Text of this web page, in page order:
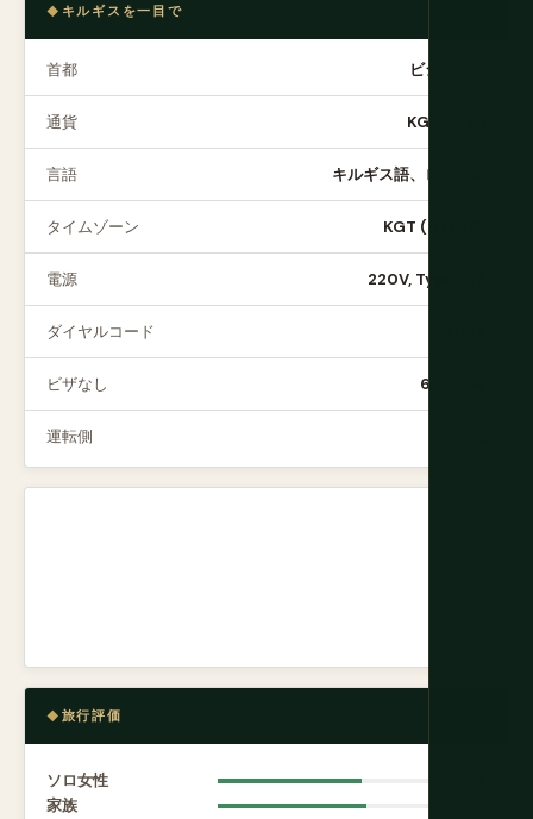
キルギスを一目で
首都 ビシュケク
通貨 KGS (ソム)
言語 キルギス語、ロシア語
タイムゾーン KGT (UTC+6)
電源 220V, Type C/F
ダイヤルコード
ビザなし 60+ 国籍
運転側
旅行評価
ソロ女性
家族